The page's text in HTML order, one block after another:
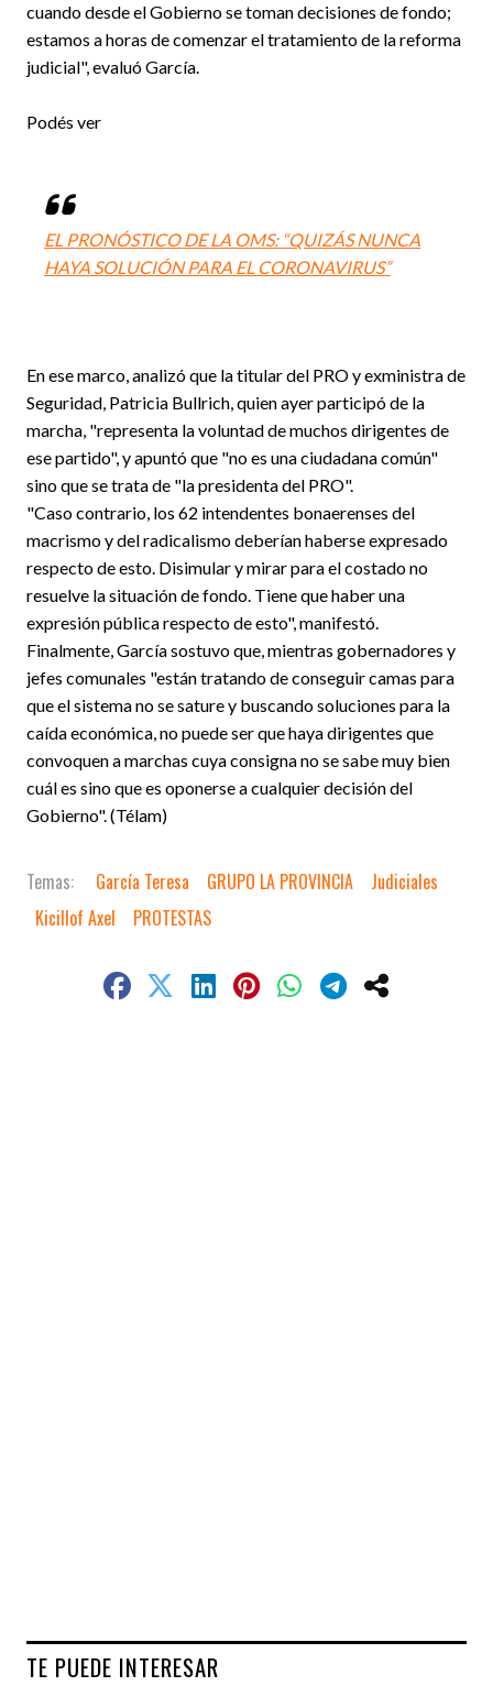
cuando desde el Gobierno se toman decisiones de fondo;
estamos a horas de comenzar el tratamiento de la reforma
judicial", evaluó García.
Podés ver
EL PRONÓSTICO DE LA OMS: “QUIZÁS NUNCA
HAYA SOLUCIÓN PARA EL CORONAVIRUS”
En ese marco, analizó que la titular del PRO y exministra de
Seguridad, Patricia Bullrich, quien ayer participó de la
marcha, "representa la voluntad de muchos dirigentes de
ese partido", y apuntó que "no es una ciudadana común"
sino que se trata de "la presidenta del PRO".
"Caso contrario, los 62 intendentes bonaerenses del
macrismo y del radicalismo deberían haberse expresado
respecto de esto. Disimular y mirar para el costado no
resuelve la situación de fondo. Tiene que haber una
expresión pública respecto de esto", manifestó.
Finalmente, García sostuvo que, mientras gobernadores y
jefes comunales "están tratando de conseguir camas para
que el sistema no se sature y buscando soluciones para la
caída económica, no puede ser que haya dirigentes que
convoquen a marchas cuya consigna no se sabe muy bien
cuál es sino que es oponerse a cualquier decisión del
Gobierno". (Télam)
García Teresa GRUPO LA PROVINCIA
Judiciales
Kicillof Axel
PROTESTAS
TE PUEDE INTERESAR